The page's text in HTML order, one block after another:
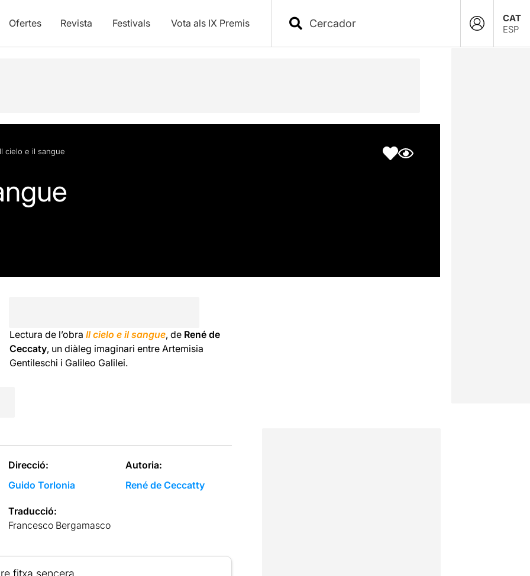
Ofertes Revista Festivals Vota als IX Premis
CAT
ESP
Il cielo e il sangue
Lectura de l’obra Il cielo e il sangue, de René de
Ceccaty, un diàleg imaginari entre Artemisia
Gentileschi i Galileo Galilei.
Direcció:
Guido Torlonia
Autoria:
René de Ceccatty
Traducció:
Francesco Bergamasco
fitxa sencera